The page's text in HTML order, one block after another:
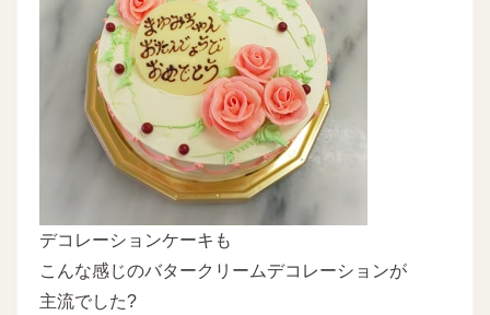
デコレーションケーキも
こんな感じのバタークリームデコレーションが
主流でした?